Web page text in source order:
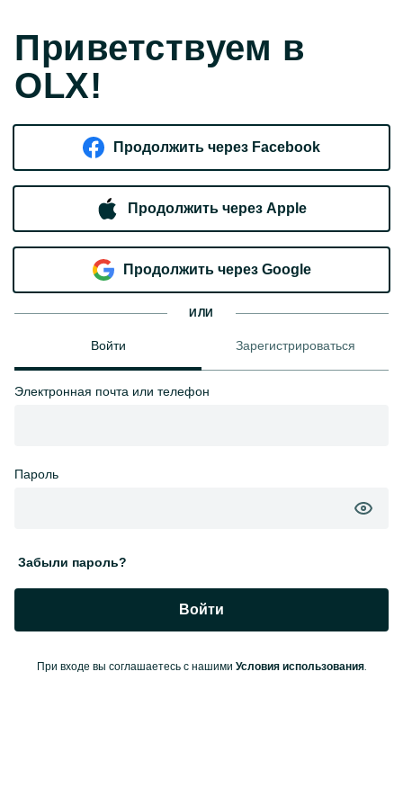
Приветствуем в
OLX!
Продолжить через Facebook
Продолжить через Apple
Продолжить через Google
ИЛИ
Войти Зарегистрироваться
Электронная почта или телефон
Пароль
Забыли пароль?
Войти
При входе вы соглашаетесь с нашими Условия использования.